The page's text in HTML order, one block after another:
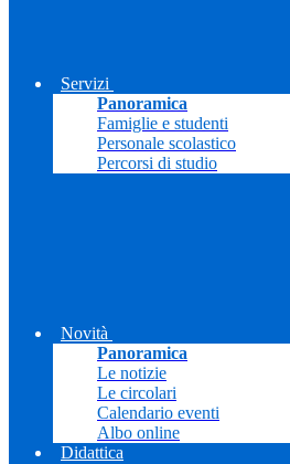
Servizi
Panoramica
Famiglie e studenti
Personale scolastico
Percorsi di studio
Novità
Panoramica
Le notizie
Le circolari
Calendario eventi
Albo online
Didattica